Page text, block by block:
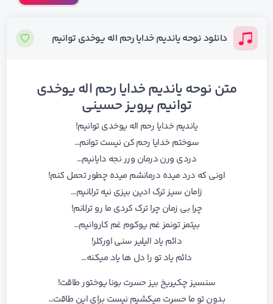
دانلود نوحه یاندیم خدایا رحم اله یوخدی توانیم
متن نوحه یاندیم خدایا رحم اله یوخدی
توانیم پرویز حسینی
یاندیم خدایا رحم اله یوخدی توانیم!
سوختم خدایا رحم کن نیست توانم…
دردی ورن درمان ورر نجه دایانیم…
اونی که درد میده درمانشم میده چطور تحمل کنم!
زامان سیز ترک ادین بیزی نیه ترلانیم…
چرا بی زمان چرا ترک کردی ما رو ترلانم!
بیتمز تونمز غم یوکوم غم کاروانیم…
دائم یاد الیلیر سنی اورکلر!
دائم یاد تو را دل ها یاد میکنه…
سنسیز چکیریخ بیز حسرت بونا یوختور طاقت!
بدون تو ما حسرت میکشیم نیست برای این طاقت…